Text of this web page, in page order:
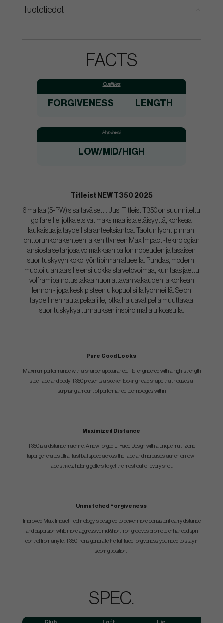
Tuotetiedot
FACTS
Qualities:
FORGIVENESS LENGTH
Hcp-level:
LOW/MID/HIGH
Titleist NEW T350 2025
6 mailaa (5-PW) sisältävä setti. Uusi Titleist T350 on suunniteltu
golfareille, jotka etsivät maksimaalista etäisyyttä, korkeaa
laukaisua ja täydellistä anteeksiantoa. Taotun lyöntipinnan,
onttorunkorakenteen ja kehittyneen Max Impact -teknologian
ansiosta se tarjoaa voimakkaan pallon nopeuden ja tasaisen
suorituskyvyn koko lyöntipinnan alueella. Puhdas, moderni
muotoilu antaa sille ensiluokkaista vetovoimaa, kun taas jaettu
volframipainotus takaa huomattavan vakauden ja korkean
lennon - jopa keskipisteen ulkopuolisilla lyönneillä. Se on
täydellinen rauta pelaajille, jotka haluavat peliä muuttavaa
suorituskykyä turnauksen inspiroimalla ulkoasulla.
Pure Good Looks
Maximum performance with a sharper appearance. Re-engineered with a high-strength
steel face and body, T350 presents a sleeker-looking head shape that houses a
surprising amount of performance technologies within
Maximized Distance
T350 is a distance machine. A new forged L-Face Design with a unique multi-zone
taper generates ultra-fast ball speed across the face and increases launch on low-
face strikes, helping golfers to get the most out of every shot.
Unmatched Forgiveness
Improved Max Impact Technology is designed to deliver more consistent carry distance
and dispersion while more aggressive mid/short-iron grooves promote enhanced spin
control from any lie. T350 Irons generate the full-face forgiveness you need to stay in
scoring position.
SPEC.